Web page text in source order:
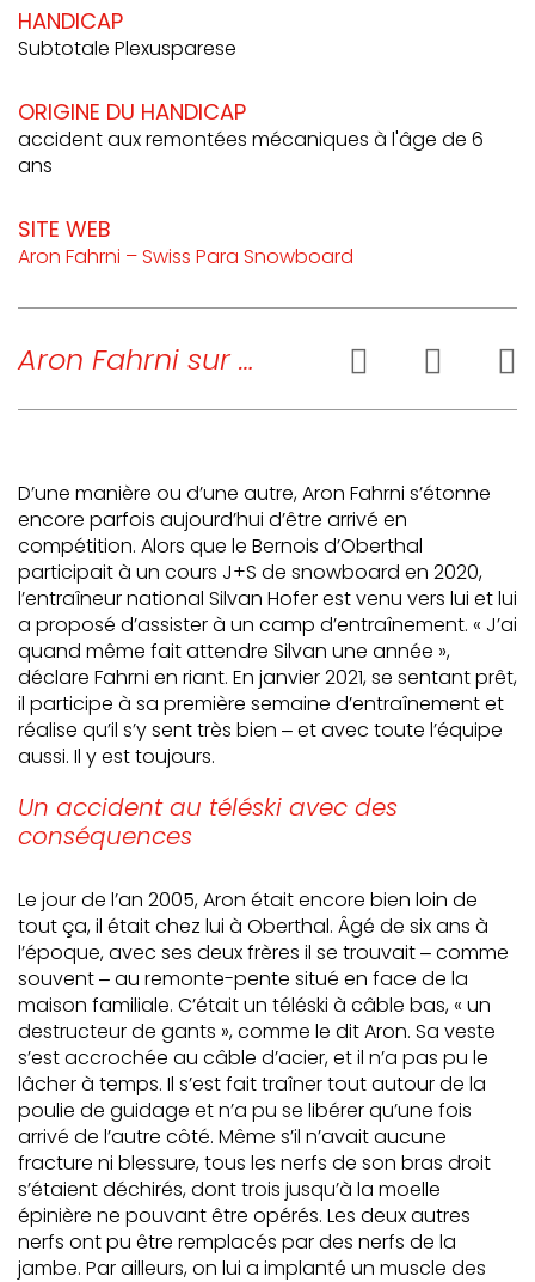
HANDICAP
Subtotale Plexusparese
ORIGINE DU HANDICAP
accident aux remontées mécaniques à l'âge de 6
ans
SITE WEB
Aron Fahrni – Swiss Para Snowboard
Aron Fahrni sur …
D’une manière ou d’une autre, Aron Fahrni s’étonne
encore parfois aujourd’hui d’être arrivé en
compétition. Alors que le Bernois d’Oberthal
participait à un cours J+S de snowboard en 2020,
l’entraîneur national Silvan Hofer est venu vers lui et lui
a proposé d’assister à un camp d’entraînement. « J’ai
quand même fait attendre Silvan une année »,
déclare Fahrni en riant. En janvier 2021, se sentant prêt,
il participe à sa première semaine d’entraînement et
réalise qu’il s’y sent très bien ‒ et avec toute l’équipe
aussi. Il y est toujours.
Un accident au téléski avec des
conséquences
Le jour de l’an 2005, Aron était encore bien loin de
tout ça, il était chez lui à Oberthal. Âgé de six ans à
l’époque, avec ses deux frères il se trouvait ‒ comme
souvent ‒ au remonte-pente situé en face de la
maison familiale. C’était un téléski à câble bas, « un
destructeur de gants », comme le dit Aron. Sa veste
s’est accrochée au câble d’acier, et il n’a pas pu le
lâcher à temps. Il s’est fait traîner tout autour de la
poulie de guidage et n’a pu se libérer qu’une fois
arrivé de l’autre côté. Même s’il n’avait aucune
fracture ni blessure, tous les nerfs de son bras droit
s’étaient déchirés, dont trois jusqu’à la moelle
épinière ne pouvant être opérés. Les deux autres
nerfs ont pu être remplacés par des nerfs de la
jambe. Par ailleurs, on lui a implanté un muscle des